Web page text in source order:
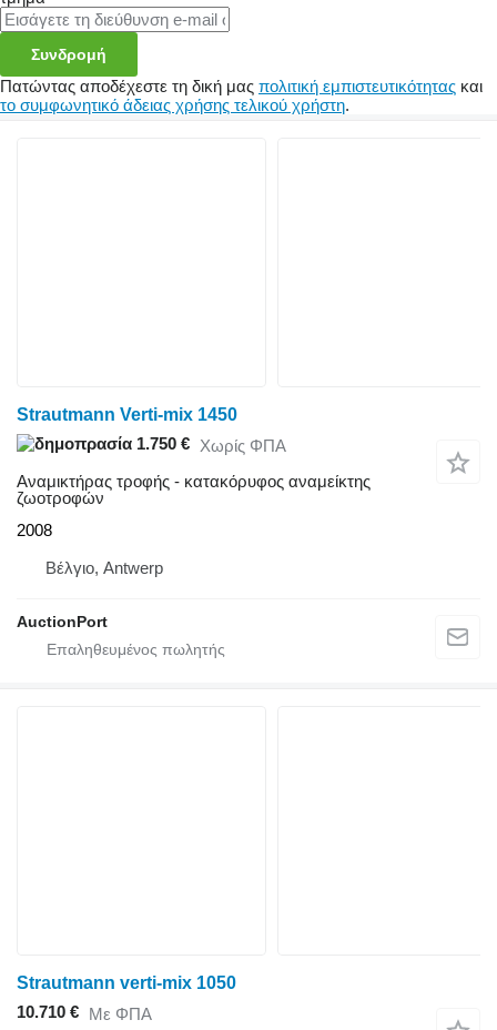
Συνδρομή
Πατώντας αποδέχεστε τη δική μας πολιτική εμπιστευτικότητας και
το συμφωνητικό άδειας χρήσης τελικού χρήστη.
Strautmann Verti-mix 1450
1.750 € Χωρίς ΦΠΑ
Αναμικτήρας τροφής - κατακόρυφος αναμείκτης
ζωοτροφών
2008
Βέλγιο, Antwerp
AuctionPort
Strautmann verti-mix 1050
10.710 € Με ΦΠΑ